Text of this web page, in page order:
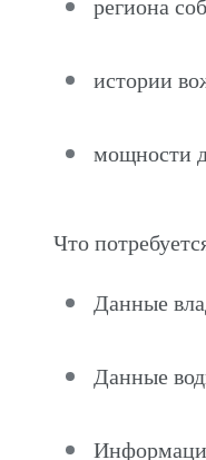
региона
истории
мощности
Что
Данные
Данные